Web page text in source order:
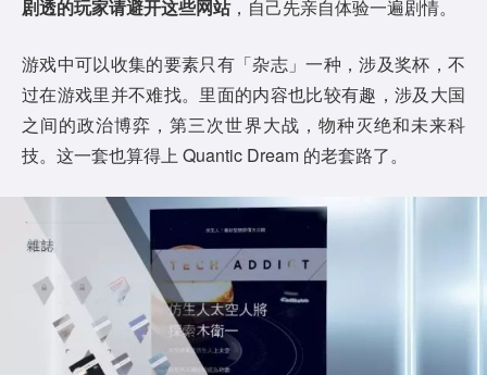
剧透的玩家请避开这些网站，自己先亲自体验一遍剧情。
游戏中可以收集的要素只有「杂志」一种，涉及奖杯，不
过在游戏里并不难找。里面的内容也比较有趣，涉及大国
之间的政治博弈，第三次世界大战，物种灭绝和未来科
技。这一套也算得上 Quantic Dream 的老套路了。